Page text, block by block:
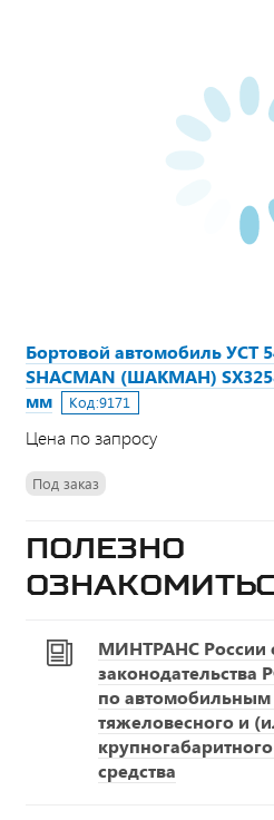
Бортовой автомобиль УСТ
SHACMAN (ШАКМАН)
мм
Код:9171
Цена по запросу
Под заказ
Полезно
МИНТРАНС России
законодательства
по
тяжеловесного и
средства